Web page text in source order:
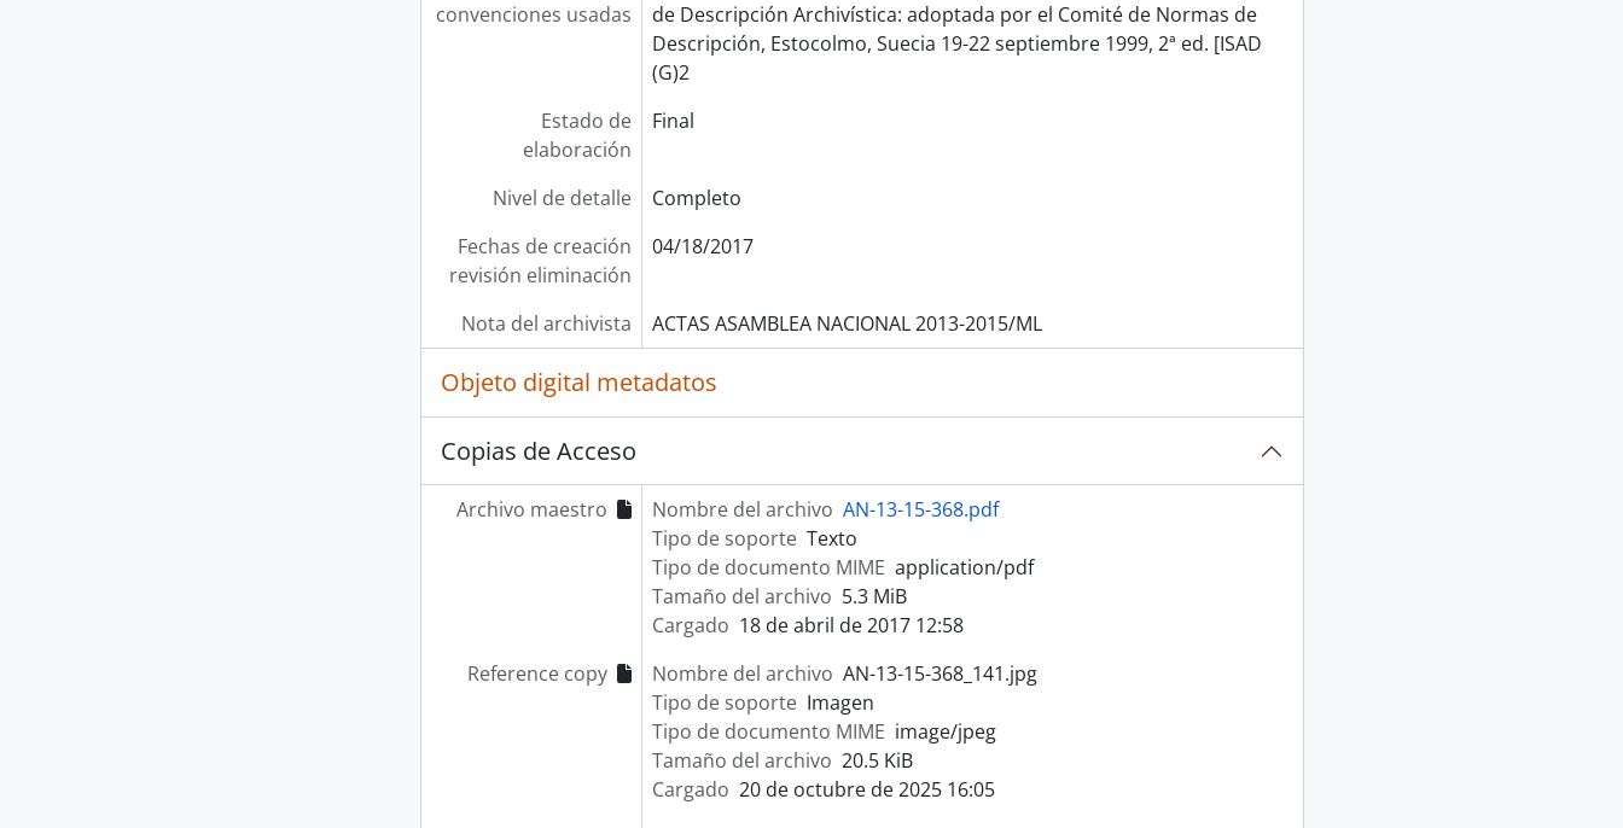
convenciones usadas
de Descripción Archivística: adoptada por el Comité de Normas de
Descripción, Estocolmo, Suecia 19-22 septiembre 1999, 2ª ed. [ISAD
(G)2
Estado de
elaboración
Final
Nivel de detalle
Completo
Fechas de creación
revisión eliminación
04/18/2017
Nota del archivista ACTAS ASAMBLEA NACIONAL 2013-2015/ML
Objeto digital metadatos
Copias de Acceso
Archivo maestro Nombre del archivo AN-13-15-368.pdf
Tipo de soporte Texto
Tipo de documento MIME application/pdf
Tamaño del archivo 5.3 MiB
Cargado 18 de abril de 2017 12:58
Reference copy
Nombre del archivo AN-13-15-368_141.jpg
Tipo de soporte Imagen
Tipo de documento MIME image/jpeg
Tamaño del archivo 20.5 KiB
Cargado 20 de octubre de 2025 16:05